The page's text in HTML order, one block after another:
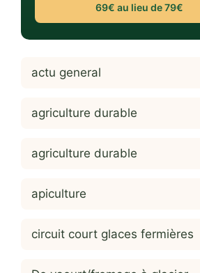
69€ au lieu de 79€
actu general
agriculture durable
agriculture durable
apiculture
circuit court glaces fermières